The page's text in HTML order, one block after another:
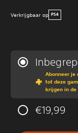
Verkrijgbaar op PS4
Abonneer je
tot deze
krijgen in de
€19,99